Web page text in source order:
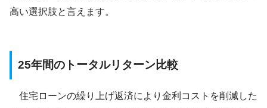
高い選択肢と言えます。
25年間のトータルリターン比較
住宅ローンの繰り上げ返済により金利コストを削減した